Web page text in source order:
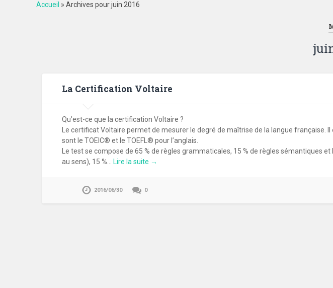
Accueil » Archives pour juin 2016
La Certification Voltaire
Qu’est-ce que la certification Voltaire ?
Le certificat Voltaire permet de mesurer le degré de maîtrise de la langue française.
sont le TOEIC® et le TOEFL® pour l’anglais.
Le test se compose de 65 % de règles grammaticales, 15 % de règles sémantiques
au sens), 15 %… Lire la suite →
2016/06/30 0